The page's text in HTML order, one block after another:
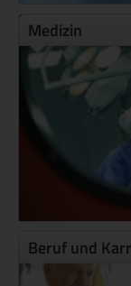
Medizin
Beruf und